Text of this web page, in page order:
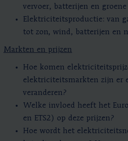
vervoer, batterijen en
Elektriciteitsproductie: van
tot zon, wind, batterijen en
Markten en prijzen
Hoe komen
elektriciteitsmarkten zijn er
veranderen?
Welke invloed heeft het
en ETS2) op deze prijzen?
Hoe wordt het